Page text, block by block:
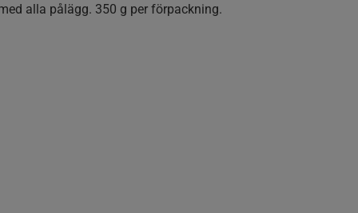
alla pålägg. 350 g per förpackning.